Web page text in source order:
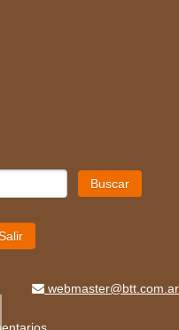
Buscar
webmaster@btt.com.ar